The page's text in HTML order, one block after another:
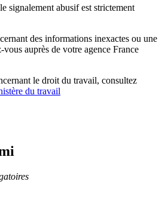
signalement abusif est strictement
des informations inexactes ou une
vous auprès de votre agence France
le droit du travail, consultez
du travail